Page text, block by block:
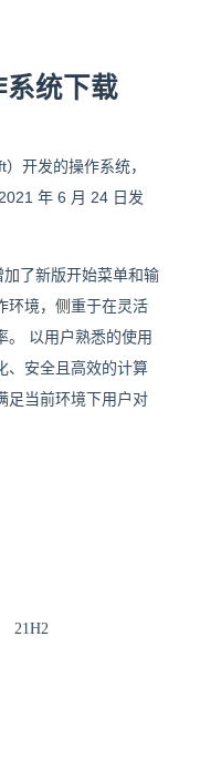
统下载
开发的操作系统，
年 6 月 24 日发
了新版开始菜单和输
环境，侧重于在灵活
。 以用户熟悉的使用
、安全且高效的计算
足当前环境下用户对
21H2